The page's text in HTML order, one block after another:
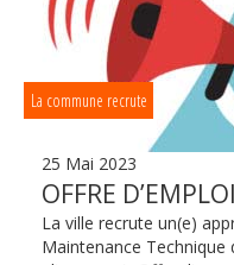
La commune recrute
25 Mai 2023
OFFRE
La ville recrute un(e)
Maintenance